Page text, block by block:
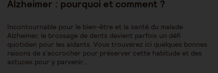
Alzheimer : pourquoi et comment ?
Incontournable pour le bien-être et la santé du malade
Alzheimer, le brossage de dents devient parfois un défi
quotidien pour les aidants. Vous trouverez ici quelques bonnes
raisons de s'accrocher pour préserver cette habitude et des
astuces pour y parvenir.…